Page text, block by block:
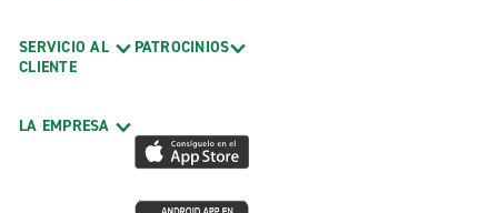
SERVICIO AL
CLIENTE
LA EMPRESA
PATROCINIOS